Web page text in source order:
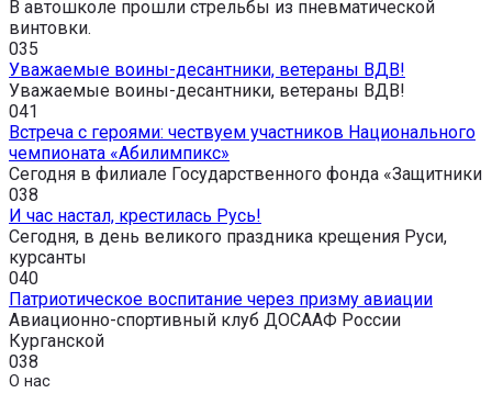
В автошколе прошли стрельбы из пневматической
винтовки.
035
Уважаемые воины-десантники, ветераны ВДВ!
Уважаемые воины-десантники, ветераны ВДВ!
041
Встреча с героями: чествуем участников Национального
чемпионата «Абилимпикс»
Сегодня в филиале Государственного фонда «Защитники
038
И час настал, крестилась Русь!
Сегодня, в день великого праздника крещения Руси,
курсанты
040
Патриотическое воспитание через призму авиации
Авиационно-спортивный клуб ДОСААФ России
Курганской
038
О нас